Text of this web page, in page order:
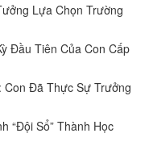
Lựa Chọn Trường
Đầu Tiên Của Con Cấp
Con Đã Thực Sự Trưởng
“Đội Sổ” Thành Học